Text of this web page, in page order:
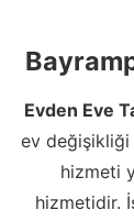
Evden Eve
ev
hizmeti
hizmetidir.